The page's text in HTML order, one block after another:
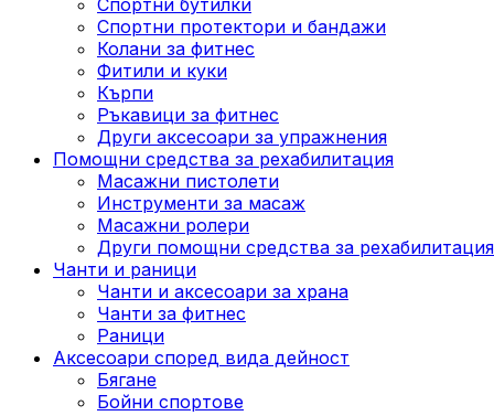
Спортни протектори и бандажи
Колани за фитнес
Фитили и куки
Кърпи
Ръкавици за фитнес
Други аксесоари за упражнения
Помощни средства за рехабилитация
Масажни пистолети
Инструменти за масаж
Масажни ролери
Други помощни средства за рехабилитация
Чанти и раници
Чанти и аксесоари за храна
Чанти за фитнес
Раници
Аксесоари според вида дейност
Бягане
Бойни спортове